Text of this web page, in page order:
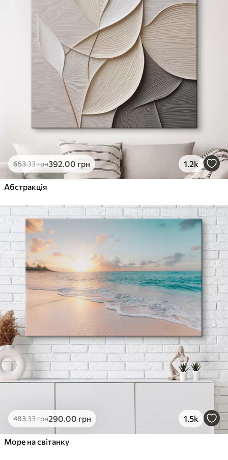
653.33грн392.00 грн 1.2k
Абстракція
483.33грн290.00 грн 1.5k
Море на світанку